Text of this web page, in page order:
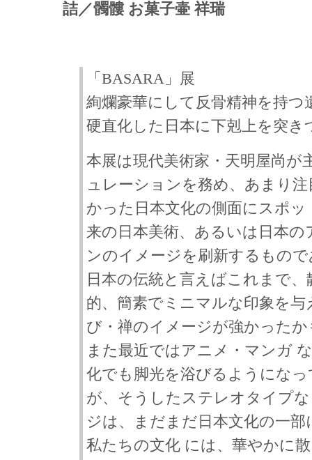
詰／髑髏 お菓子壷 祥瑞
「BASARA」展
絢爛豪華にして反骨精神を持つ
硬直化した日本に下剋上を突き
本展は現代美術家・天明屋尚が
ュレーションを務め、あまり
かった日本文化の側面にスポッ
来の日本美術、あるいは日本の
ンのイメージを刷新するもの
日本の伝統と言えばこれまで、
的、簡素でミニマルな印象を与
び・禅のイメージが強かった
また最近ではアニメ・マンガ
化でも脚光を浴びるようにな
が、そうしたステレオタイプ
ジは、まだまだ日本文化の一
私たちの文化 には、華やかに